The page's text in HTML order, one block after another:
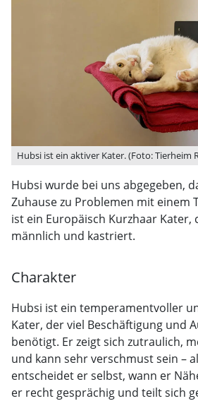
Hubsi ist ein aktiver Kater. (Foto: Tierheim
Hubsi wurde bei uns abgegeben,
Zuhause zu Problemen mit einem
ist ein Europäisch Kurzhaar Kater,
männlich und kastriert.
Charakter
Hubsi ist ein temperamentvoller
Kater, der viel Beschäftigung und
benötigt. Er zeigt sich zutraulich,
und kann sehr verschmust sein –
entscheidet er selbst, wann er
er recht gesprächig und teilt sich